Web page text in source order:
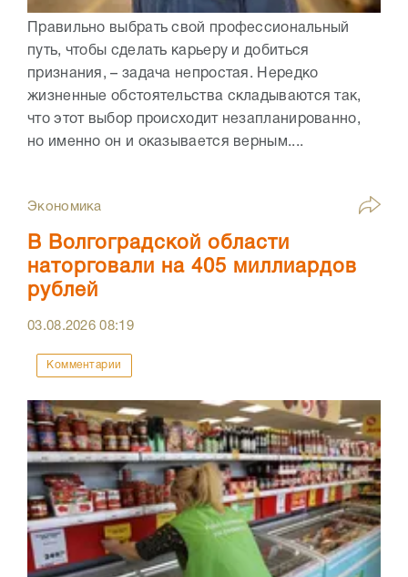
Правильно выбрать свой профессиональный
путь, чтобы сделать карьеру и добиться
признания, – задача непростая. Нередко
жизненные обстоятельства складываются так,
что этот выбор происходит незапланированно,
но именно он и оказывается верным....
Экономика
В Волгоградской области
наторговали на 405 миллиардов
рублей
03.08.202608:19
Комментарии